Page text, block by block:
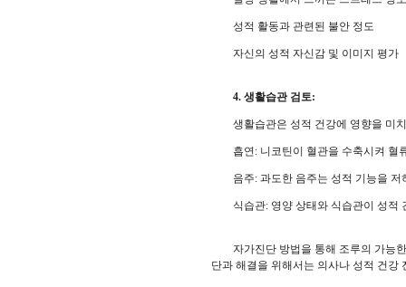
성적 활동과 관련된 불안 정도
자신의 성적 자신감 및 이미지 평가
4. 생활습관 검토:
생활습관은 성적 건강에 영향을 미치
흡연: 니코틴이 혈관을 수축시켜 혈
음주: 과도한 음주는 성적 기능을 저
식습관: 영양 상태와 식습관이 성적
자가진단 방법을 통해 조루의 가능한
단과 해결을 위해서는 의사나 성적 건강